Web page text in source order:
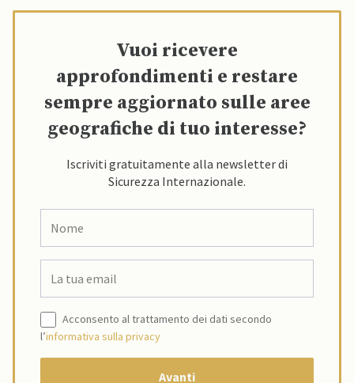
Vuoi ricevere
approfondimenti e restare
sempre aggiornato sulle aree
geografiche di tuo interesse?
Iscriviti gratuitamente alla newsletter di
Sicurezza Internazionale.
Acconsento al trattamento dei dati secondo
l’informativa sulla privacy